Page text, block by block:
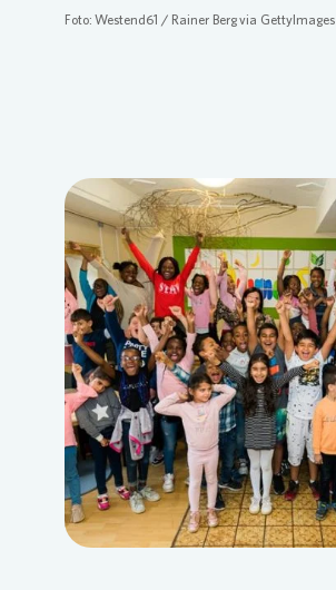
Foto: Westend61 / Rainer Berg via GettyImages
Loading...